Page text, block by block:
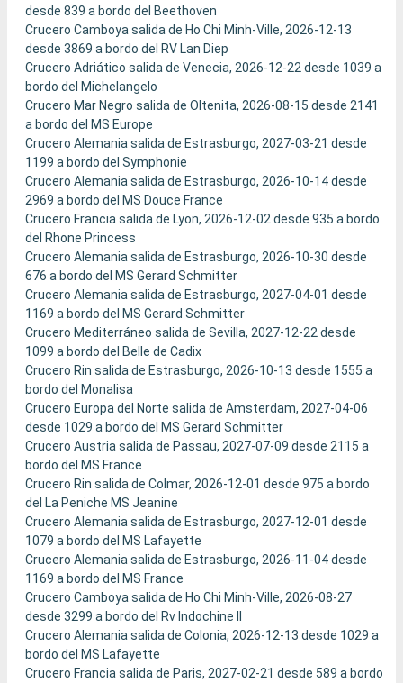
desde 839 a bordo del Beethoven
Crucero Camboya salida de Ho Chi Minh-Ville, 2026-12-13
desde 3869 a bordo del RV Lan Diep
Crucero Adriático salida de Venecia, 2026-12-22 desde 1039 a
bordo del Michelangelo
Crucero Mar Negro salida de Oltenita, 2026-08-15 desde 2141
a bordo del MS Europe
Crucero Alemania salida de Estrasburgo, 2027-03-21 desde
1199 a bordo del Symphonie
Crucero Alemania salida de Estrasburgo, 2026-10-14 desde
2969 a bordo del MS Douce France
Crucero Francia salida de Lyon, 2026-12-02 desde 935 a bordo
del Rhone Princess
Crucero Alemania salida de Estrasburgo, 2026-10-30 desde
676 a bordo del MS Gerard Schmitter
Crucero Alemania salida de Estrasburgo, 2027-04-01 desde
1169 a bordo del MS Gerard Schmitter
Crucero Mediterráneo salida de Sevilla, 2027-12-22 desde
1099 a bordo del Belle de Cadix
Crucero Rin salida de Estrasburgo, 2026-10-13 desde 1555 a
bordo del Monalisa
Crucero Europa del Norte salida de Amsterdam, 2027-04-06
desde 1029 a bordo del MS Gerard Schmitter
Crucero Austria salida de Passau, 2027-07-09 desde 2115 a
bordo del MS France
Crucero Rin salida de Colmar, 2026-12-01 desde 975 a bordo
del La Peniche MS Jeanine
Crucero Alemania salida de Estrasburgo, 2027-12-01 desde
1079 a bordo del MS Lafayette
Crucero Alemania salida de Estrasburgo, 2026-11-04 desde
1169 a bordo del MS France
Crucero Camboya salida de Ho Chi Minh-Ville, 2026-08-27
desde 3299 a bordo del Rv Indochine II
Crucero Alemania salida de Colonia, 2026-12-13 desde 1029 a
bordo del MS Lafayette
Crucero Francia salida de Paris, 2027-02-21 desde 589 a bordo